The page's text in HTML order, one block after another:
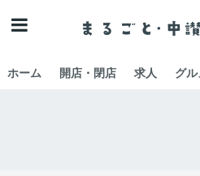
ホーム 開店・閉店 求人 グル